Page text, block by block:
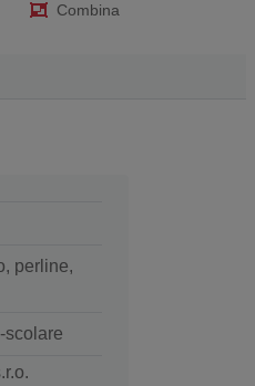
Combina
perline,
scolare